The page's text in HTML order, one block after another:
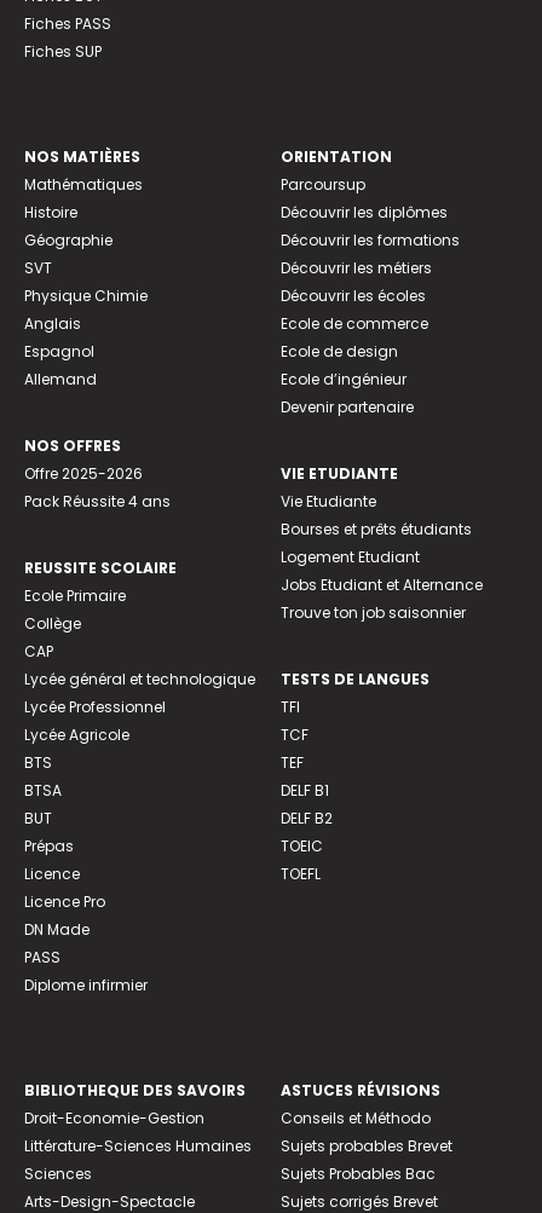
Fiches PASS
Fiches SUP
NOS MATIÈRES
Mathématiques
Histoire
Géographie
SVT
Physique Chimie
Anglais
Espagnol
Allemand
NOS OFFRES
Offre 2025-2026
Pack Réussite 4 ans
REUSSITE SCOLAIRE
Ecole Primaire
Collège
CAP
Lycée général et technologique
Lycée Professionnel
Lycée Agricole
BTS
BTSA
BUT
Prépas
Licence
Licence Pro
DN Made
PASS
Diplome infirmier
ORIENTATION
Parcoursup
Découvrir les diplômes
Découvrir les formations
Découvrir les métiers
Découvrir les écoles
Ecole de commerce
Ecole de design
Ecole d’ingénieur
Devenir partenaire
VIE ETUDIANTE
Vie Etudiante
Bourses et prêts étudiants
Logement Etudiant
Jobs Etudiant et Alternance
Trouve ton job saisonnier
TESTS DE LANGUES
TFI
TCF
TEF
DELF B1
DELF B2
TOEIC
TOEFL
BIBLIOTHEQUE DES SAVOIRS
Droit-Economie-Gestion
Littérature-Sciences Humaines
Sciences
Arts-Design-Spectacle
ASTUCES RÉVISIONS
Conseils et Méthodo
Sujets probables Brevet
Sujets Probables Bac
Sujets corrigés Brevet